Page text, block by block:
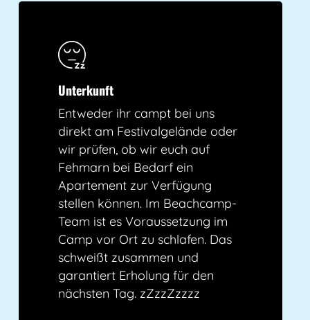
Unterkunft
Entweder ihr campt bei uns
direkt am Festivalgelände oder
wir prüfen, ob wir euch auf
Fehmarn bei Bedarf ein
Apartement zur Verfügung
stellen können. Im Beachcamp-
Team ist es Voraussetzung im
Camp vor Ort zu schlafen. Das
schweißt zusammen und
garantiert Erholung für den
nächsten Tag. zZzzZzzzz